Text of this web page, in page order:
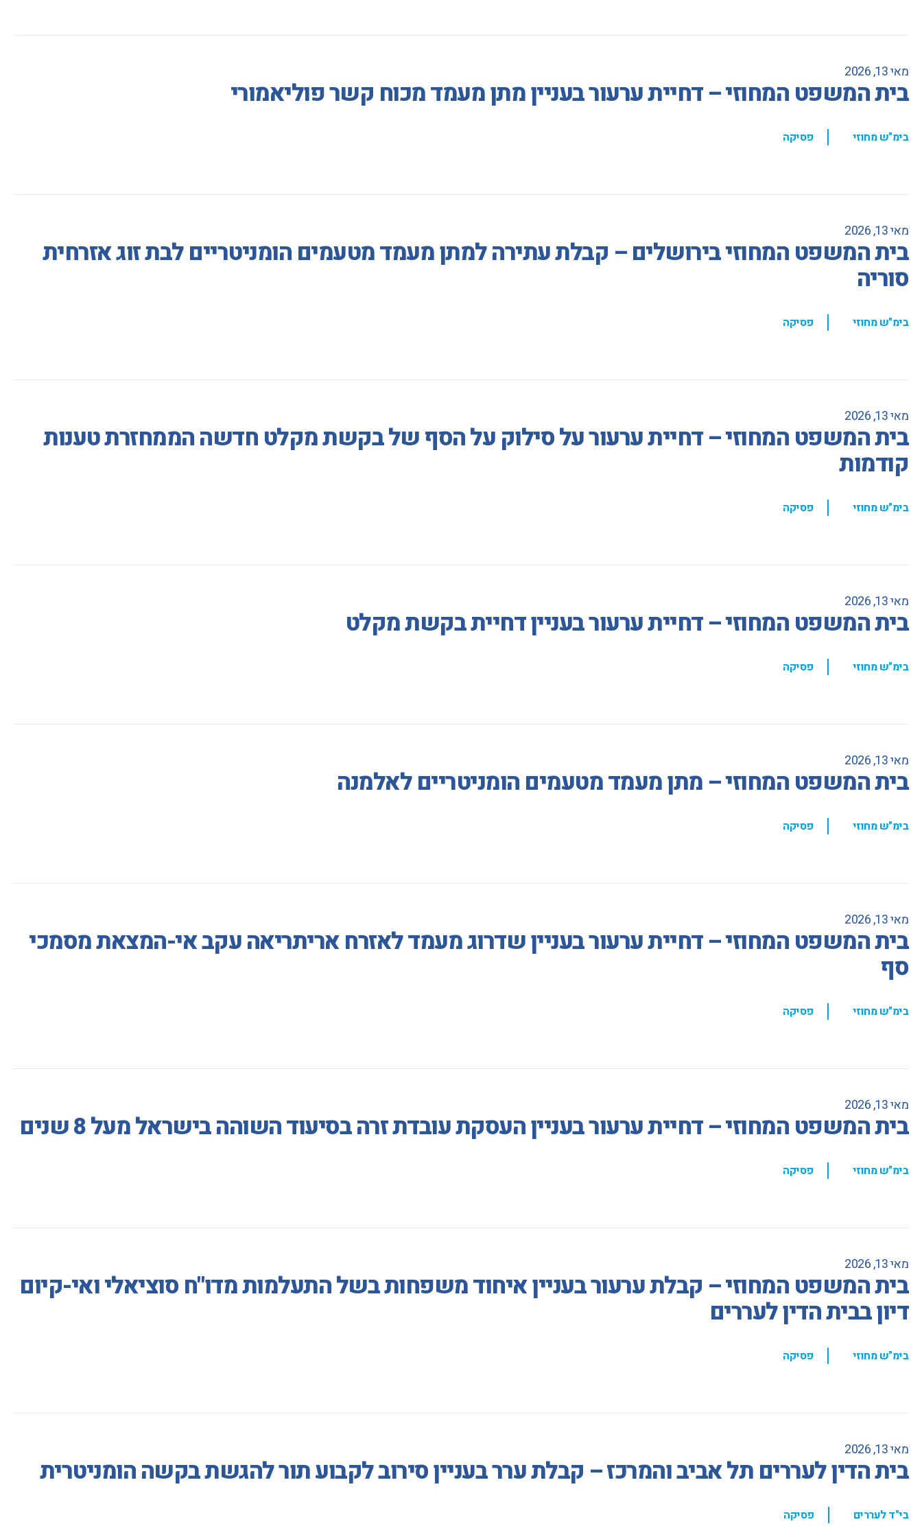
מאי 13, 2026
בית המשפט המחוזי – דחיית ערעור בעניין מתן מעמד מכוח קשר פוליאמורי
בימ"ש מחוזי , פסיקה
מאי 13, 2026
בית המשפט המחוזי בירושלים – קבלת עתירה למתן מעמד מטעמים הומניטריים לבת זוג אזרחית
סוריה
בימ"ש מחוזי , פסיקה
מאי 13, 2026
בית המשפט המחוזי – דחיית ערעור על סילוק על הסף של בקשת מקלט חדשה הממחזרת טענות
קודמות
בימ"ש מחוזי , פסיקה
מאי 13, 2026
בית המשפט המחוזי – דחיית ערעור בעניין דחיית בקשת מקלט
בימ"ש מחוזי , פסיקה
מאי 13, 2026
בית המשפט המחוזי – מתן מעמד מטעמים הומניטריים לאלמנה
בימ"ש מחוזי , פסיקה
מאי 13, 2026
בית המשפט המחוזי – דחיית ערעור בעניין שדרוג מעמד לאזרח אריתריאה עקב אי-המצאת מסמכי
סף
בימ"ש מחוזי , פסיקה
מאי 13, 2026
בית המשפט המחוזי – דחיית ערעור בעניין העסקת עובדת זרה בסיעוד השוהה בישראל מעל 8 שנים
בימ"ש מחוזי , פסיקה
מאי 13, 2026
בית המשפט המחוזי – קבלת ערעור בעניין איחוד משפחות בשל התעלמות מדו"ח סוציאלי ואי-קיום
דיון בבית הדין לעררים
בימ"ש מחוזי , פסיקה
מאי 13, 2026
בית הדין לעררים תל אביב והמרכז – קבלת ערר בעניין סירוב לקבוע תור להגשת בקשה הומניטרית
בי"ד לעררים , פסיקה